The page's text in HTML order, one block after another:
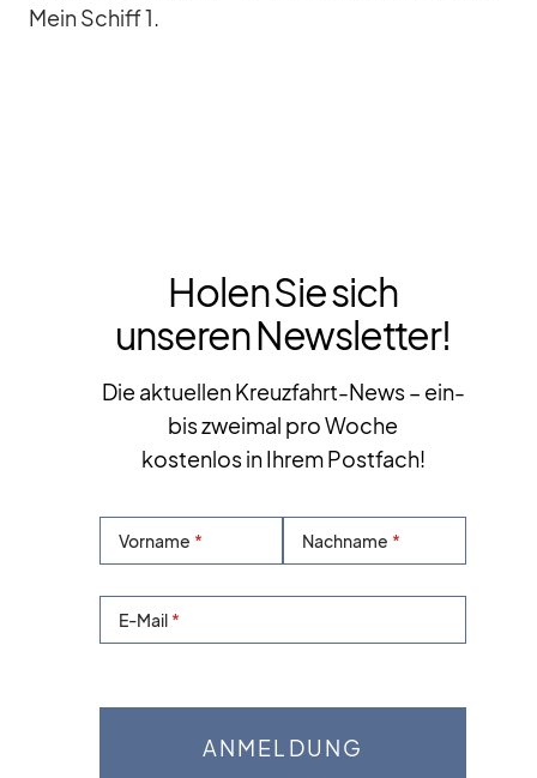
Mein Schiff 1.
Holen Sie sich
unseren Newsletter!
Die aktuellen Kreuzfahrt-News – ein-
bis zweimal pro Woche
kostenlos in Ihrem Postfach!
Vorname Nachname
E-Mail